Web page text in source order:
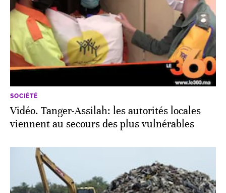
SOCIÉTÉ
Vidéo. Tanger-Assilah: les autorités locales
viennent au secours des plus vulnérables